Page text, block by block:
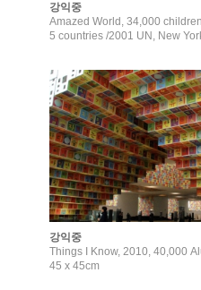
강익중
Amazed World, 34,000
5 countries /2001 UN,
강익중
Things I Know, 2010, 40,000
45 x 45cm